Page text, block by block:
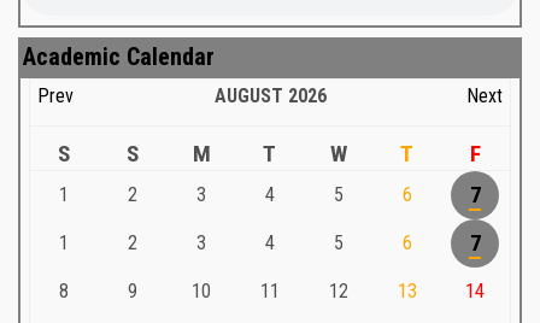
Academic Calendar
Prev AUGUST 2026 Next
S S M T W T F
1 2 3 4 5 6 7
1 2 3 4 5 6 7
8 9 10 11 12 13 14